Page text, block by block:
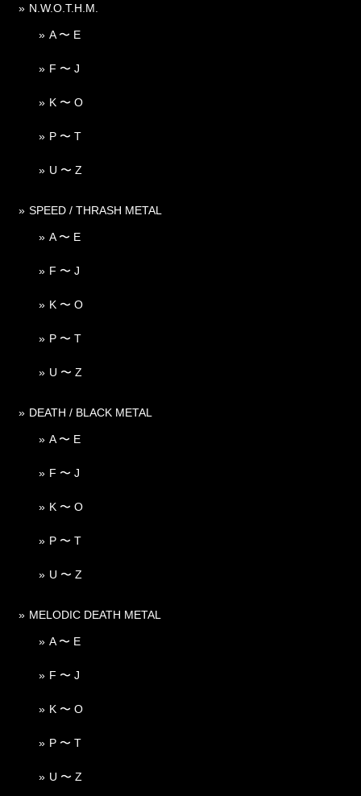
N.W.O.T.H.M.
A 〜 E
F 〜 J
K 〜 O
P 〜 T
U 〜 Z
SPEED / THRASH METAL
A 〜 E
F 〜 J
K 〜 O
P 〜 T
U 〜 Z
DEATH / BLACK METAL
A 〜 E
F 〜 J
K 〜 O
P 〜 T
U 〜 Z
MELODIC DEATH METAL
A 〜 E
F 〜 J
K 〜 O
P 〜 T
U 〜 Z